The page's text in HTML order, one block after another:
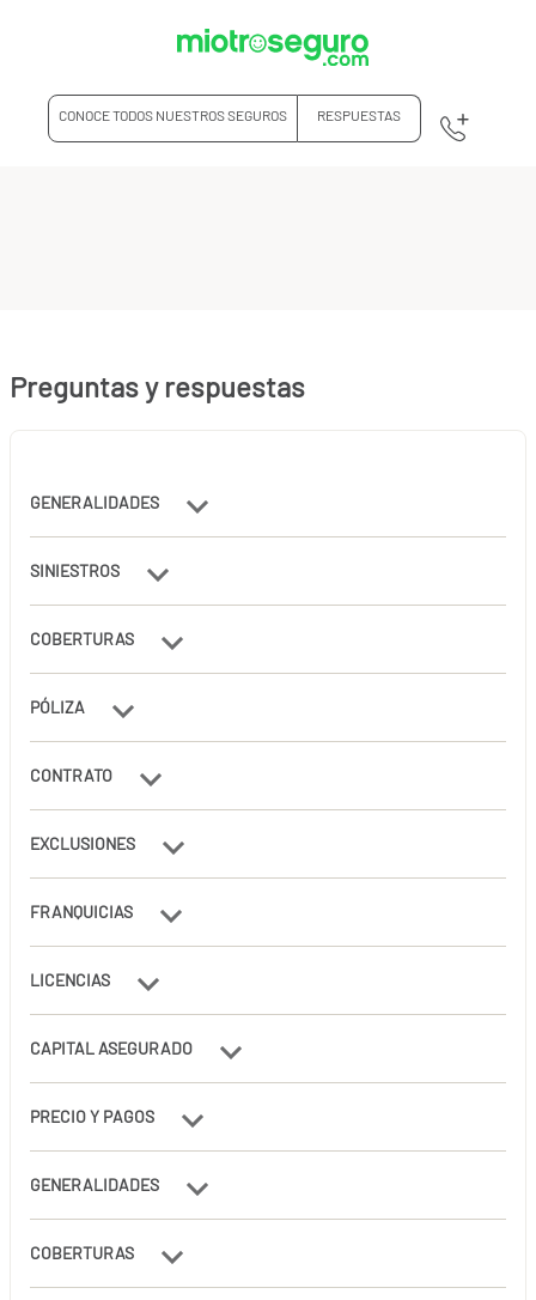
CONOCE TODOS NUESTROS SEGUROS RESPUESTAS
Preguntas y respuestas
GENERALIDADES
SINIESTROS
COBERTURAS
PÓLIZA
CONTRATO
EXCLUSIONES
FRANQUICIAS
LICENCIAS
CAPITAL ASEGURADO
PRECIO Y PAGOS
GENERALIDADES
COBERTURAS